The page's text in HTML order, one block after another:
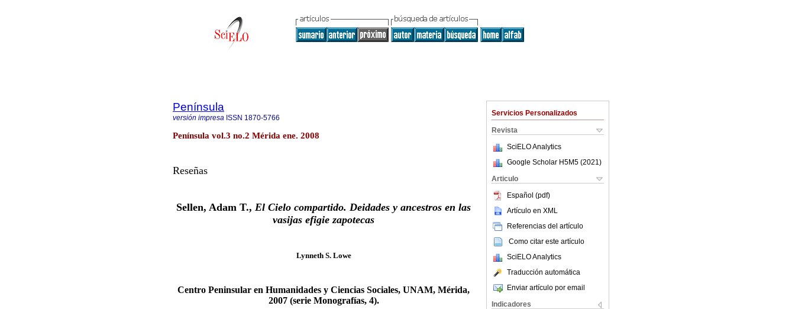
Servicios Personalizados
Revista
SciELO Analytics
Google Scholar H5M5 (2021 )
Articulo
Español (pdf)
Artículo en XML
Referencias del artículo
Como citar este artículo
SciELO Analytics
Traducción automática
Enviar artículo por email
Indicadores
Península
versión impresa ISSN 1870-5766
Península vol.3 no.2 Mérida ene. 2008
Reseñas
Sellen, Adam T., El Cielo compartido. Deidades y ancestros en las
vasijas efigie zapotecas
Lynneth S. Lowe
Centro Peninsular en Humanidades y Ciencias Sociales, UNAM, Mérida,
2007 (serie Monografías, 4).